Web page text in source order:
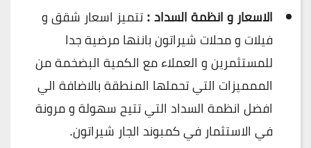
الاسعار و انظمة السداد :تتميز اسعار شقق و
فيلات و محلات شيراتون باننها مرضية جدا
للمستثمرين و العملاء مع الكمية البضخمة من
الممميزات التي تحملها المنطقة بالاضافة الي
افضل انظمة السداد التي تتيح سهولة و مرونة
في الاستثمار في كمبوند الجار شيراتون.